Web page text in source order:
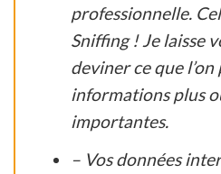
professionnelle.
Sniffing ! Je laisse
deviner ce que
informations plus
importantes.
– Vos données